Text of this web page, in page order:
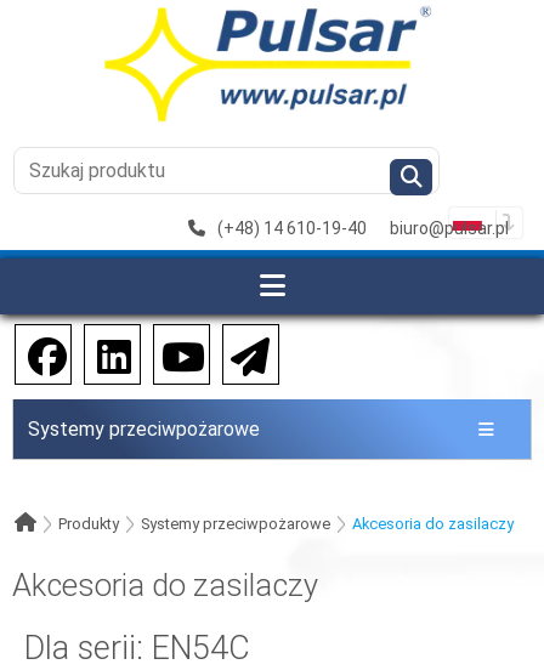
(+48) 14 610-19-40 biuro@pulsar.pl
Systemy przeciwpożarowe
Produkty Systemy przeciwpożarowe Akcesoria do zasilaczy
Akcesoria do zasilaczy
Dla serii: EN54C